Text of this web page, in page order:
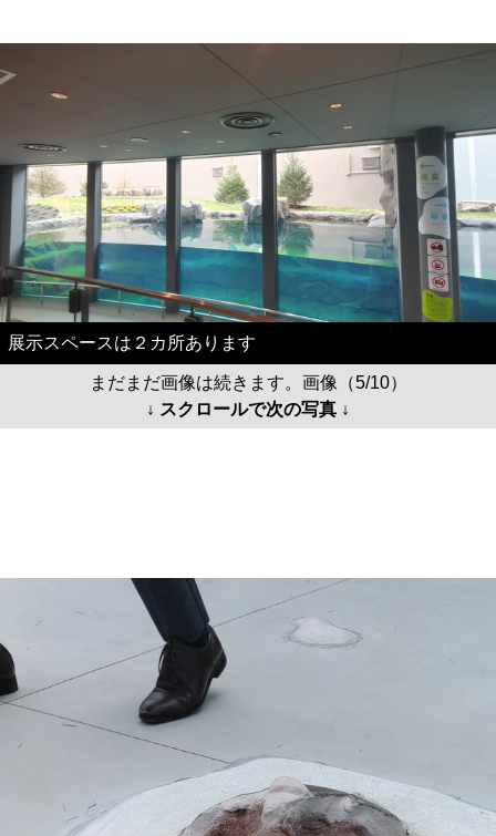
展示スペースは２カ所あります
まだまだ画像は続きます。画像（5/10）
↓ スクロールで次の写真 ↓